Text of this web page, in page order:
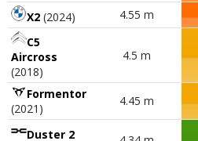
X2 (2024) 4.55 m
C5
Aircross
(2018)
4.5 m
Formentor
(2021)
4.45 m
Duster 2